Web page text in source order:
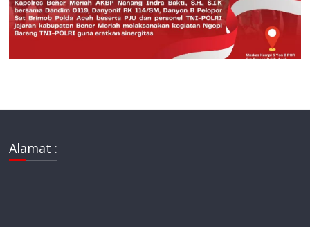
Alamat :